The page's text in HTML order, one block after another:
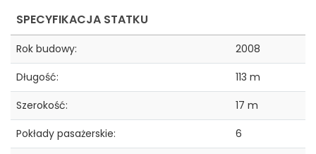
SPECYFIKACJA STATKU
Rok budowy:
2008
Długość:
113 m
Szerokość:
17 m
Pokłady pasażerskie:
6